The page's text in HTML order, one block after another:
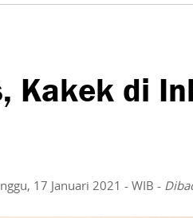
Kakek di
17 Januari 2021 - WIB -